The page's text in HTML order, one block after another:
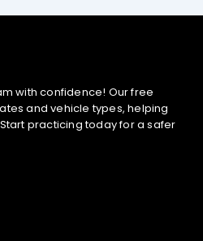
with confidence! Our free
and vehicle types, helping
practicing today for a safer